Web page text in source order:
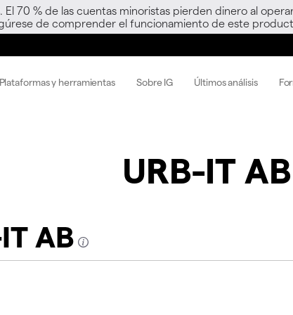
El 70 % de las cuentas minoristas pierden dinero al
de comprender el funcionamiento de este
Plataformas y herramientas Sobre IG Últimos análisis
URB-IT AB
AB